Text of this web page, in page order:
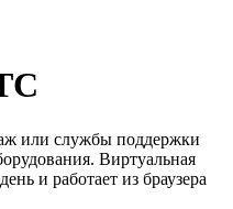
или службы поддержки
Виртуальная
и работает из браузера